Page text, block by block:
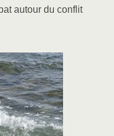
autour du conflit